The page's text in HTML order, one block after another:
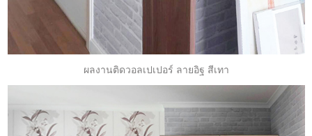
ผลงานติดวอลเปเปอร์ ลายอิฐ สีเทา